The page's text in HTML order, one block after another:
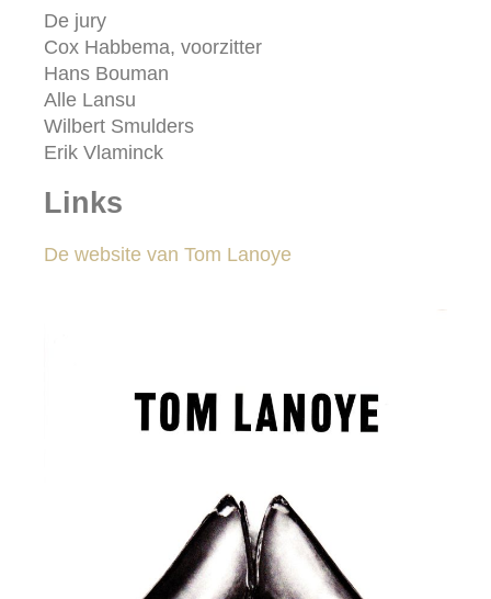
De jury
Cox Habbema, voorzitter
Hans Bouman
Alle Lansu
Wilbert Smulders
Erik Vlaminck
Links
De website van Tom Lanoye